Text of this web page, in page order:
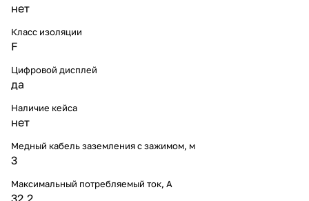
нет
Класс изоляции
F
Цифровой дисплей
да
Наличие кейса
нет
Медный кабель заземления с зажимом, м
3
Максимальный потребляемый ток, А
32,2